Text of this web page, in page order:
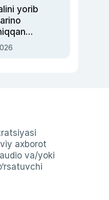
yorib
axborot
va/yoki